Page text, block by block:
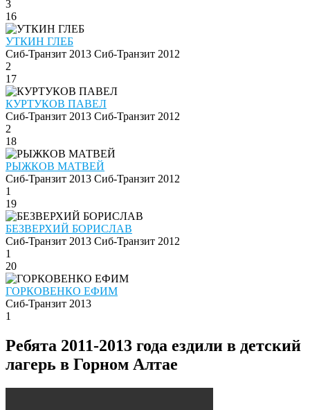
3
16
УТКИН ГЛЕБ
Сиб-Транзит 2013 Сиб-Транзит 2012
2
17
КУРТУКОВ ПАВЕЛ
Сиб-Транзит 2013 Сиб-Транзит 2012
2
18
РЫЖКОВ МАТВЕЙ
Сиб-Транзит 2013 Сиб-Транзит 2012
1
19
БЕЗВЕРХИЙ БОРИСЛАВ
Сиб-Транзит 2013 Сиб-Транзит 2012
1
20
ГОРКОВЕНКО ЕФИМ
Сиб-Транзит 2013
1
Ребята 2011-2013 года ездили в детский
лагерь в Горном Алтае